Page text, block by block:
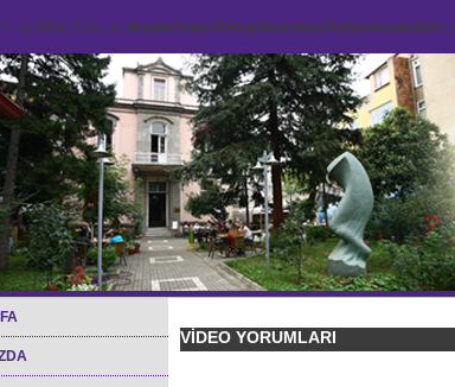
in /home/sana45org/domains/
VİDEO YORUMLARI